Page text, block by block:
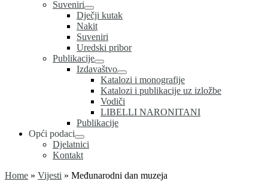
Suveniri
Dječji kutak
Nakit
Suveniri
Uredski pribor
Publikacije
Izdavaštvo
Katalozi i monografije
Katalozi i publikacije uz izložbe
Vodiči
LIBELLI NARONITANI
Publikacije
Opći podaci
Djelatnici
Kontakt
Home » Vijesti » Međunarodni dan muzeja